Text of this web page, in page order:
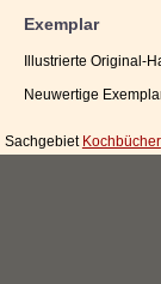
Exemplar
Illustrierte Original-
Neuwertige
Sachgebiet Kochbücher